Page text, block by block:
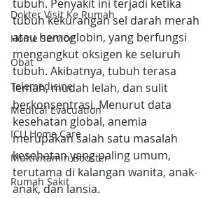
Dokter Visit Ke Rumah
Home Service
Obat
Telemedicine
Medical Evacuation
ICU Home Care
Multivitamin Booster
Rumah Sakit
tubuh. Penyakit ini terjadi ketika
tubuh kekurangan sel darah merah
atau hemoglobin, yang berfungsi
mengangkut oksigen ke seluruh
tubuh. Akibatnya, tubuh terasa
lemah, mudah lelah, dan sulit
berkonsentrasi. Menurut data
kesehatan global, anemia
merupakan salah satu masalah
kesehatan yang paling umum,
terutama di kalangan wanita, anak-
anak, dan lansia.